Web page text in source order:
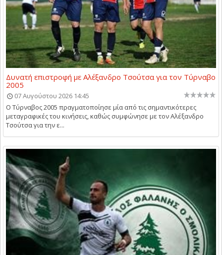
Δυνατή επιστροφή με Αλέξανδρο Τσούτσα για τον Τύρναβο
2005
07 Αυγούστου 2026 14:45
Ο Τύρναβος 2005 πραγματοποίησε μία από τις σημαντικότερες
μεταγραφικές του κινήσεις, καθώς συμφώνησε με τον Αλέξανδρο
Τσούτσα για την ε...